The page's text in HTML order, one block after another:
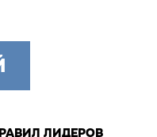
ЛИДЕРОВ